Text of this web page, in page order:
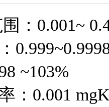
：0.001~
~103%
：0.001